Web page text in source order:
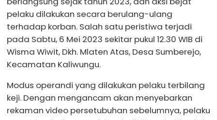
pelaku dilakukan secara berulang-ulang
terhadap korban. Salah satu peristiwa terjadi
pada Sabtu, 6 Mei 2023 sekitar pukul 12.30 WIB di
Wisma Wiwit, Dkh. Mlaten Atas, Desa Sumberejo,
Kecamatan Kaliwungu.
Modus operandi yang dilakukan pelaku terbilang
keji. Dengan mengancam akan menyebarkan
rekaman video persetubuhan sebelumnya, pelaku